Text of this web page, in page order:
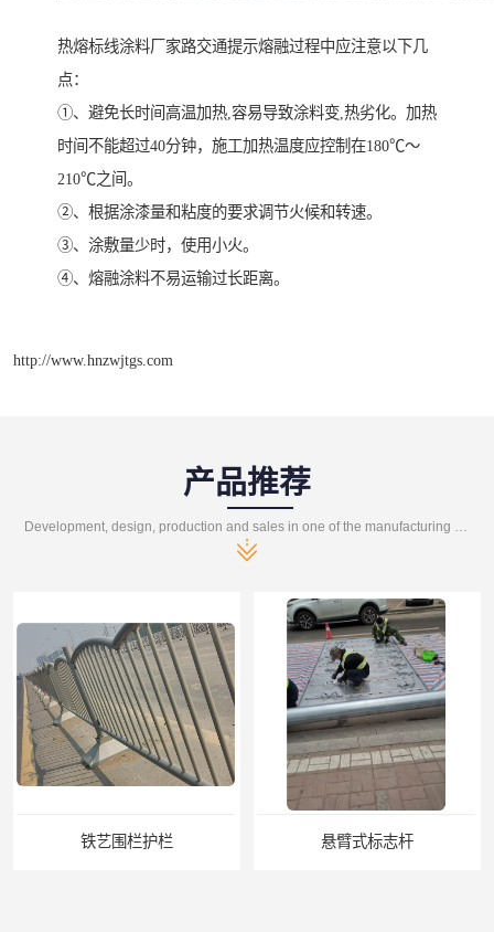
热熔标线涂料厂家路交通提示熔融过程中应注意以下几
点：
①、避免长时间高温加热,容易导致涂料变,热劣化。加热
时间不能超过40分钟，施工加热温度应控制在180℃～
210℃之间。
②、根据涂漆量和粘度的要求调节火候和转速。
③、涂敷量少时，使用小火。
④、熔融涂料不易运输过长距离。
http://www.hnzwjtgs.com
产品推荐
Development, design, production and sales in one of the manufacturing enterprises
铁艺围栏护栏 悬臂式标志杆